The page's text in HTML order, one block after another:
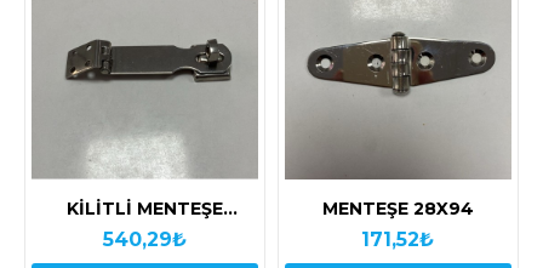
KİLİTLİ MENTEŞE
ÇEVİRMELİ 30X90 MM
540,29₺
MENTEŞE 28X94
171,52₺